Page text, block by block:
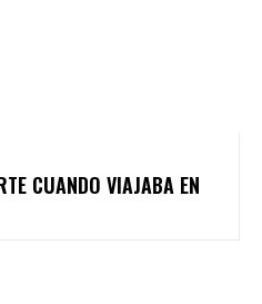
CUANDO VIAJABA EN